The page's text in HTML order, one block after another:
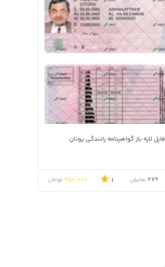
فایل لایه باز گواهینامه رانندگی یونان
676 نمایش 1
950,000تومان